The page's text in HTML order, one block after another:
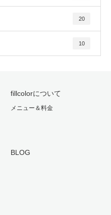
20
10
fillcolorについて
メニュー＆料金
BLOG